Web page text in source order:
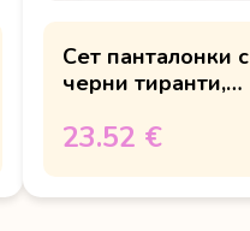
Сет панталонки с
черни тиранти,
23.52 €